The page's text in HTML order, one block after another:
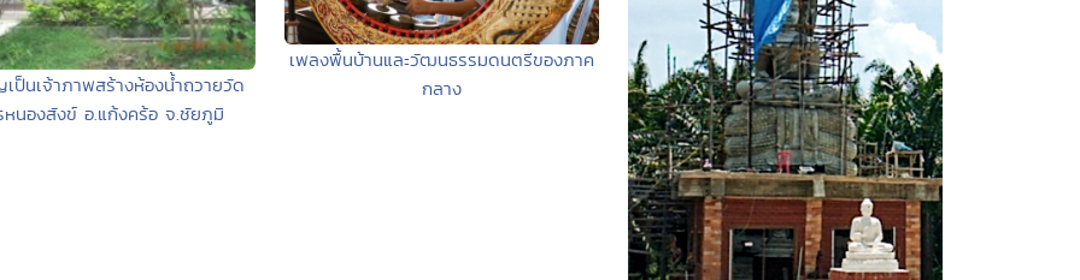
ป็นเจ้าภาพสร้างห้องน้ำถวายวัด
นองสังข์ อ.แก้งคร้อ จ.ชัยภูมิ
เพลงพื้นบ้านและวัฒนธรรมดนตรีของภาค
กลาง